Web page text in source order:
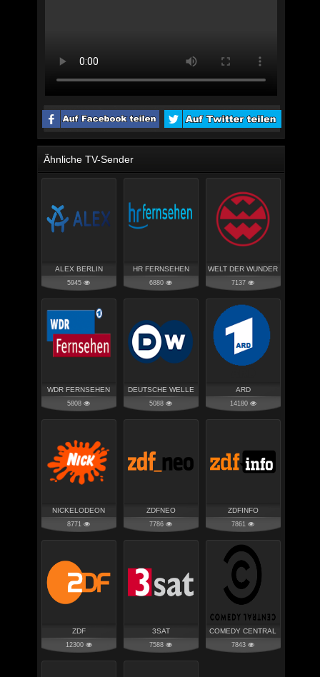
Ähnliche TV-Sender
ALEX BERLIN
5945
HR FERNSEHEN
6880
WELT DER WUNDER
7137
WDR FERNSEHEN
5808
DEUTSCHE WELLE
5088
ARD
14180
NICKELODEON
8771
ZDFNEO
7786
ZDFINFO
7861
ZDF
12300
3SAT
7588
COMEDY CENTRAL
7843